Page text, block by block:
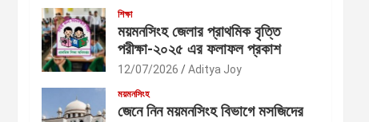
শিক্ষা
ময়মনসিংহ জেলার প্রাথমিক বৃত্তি
পরীক্ষা-২০২৫ এর ফলাফল প্রকাশ
12/07/2026 Aditya Joy
ময়মনসিংহ
জেনে নিন ময়মনসিংহ বিভাগে মসজিদের